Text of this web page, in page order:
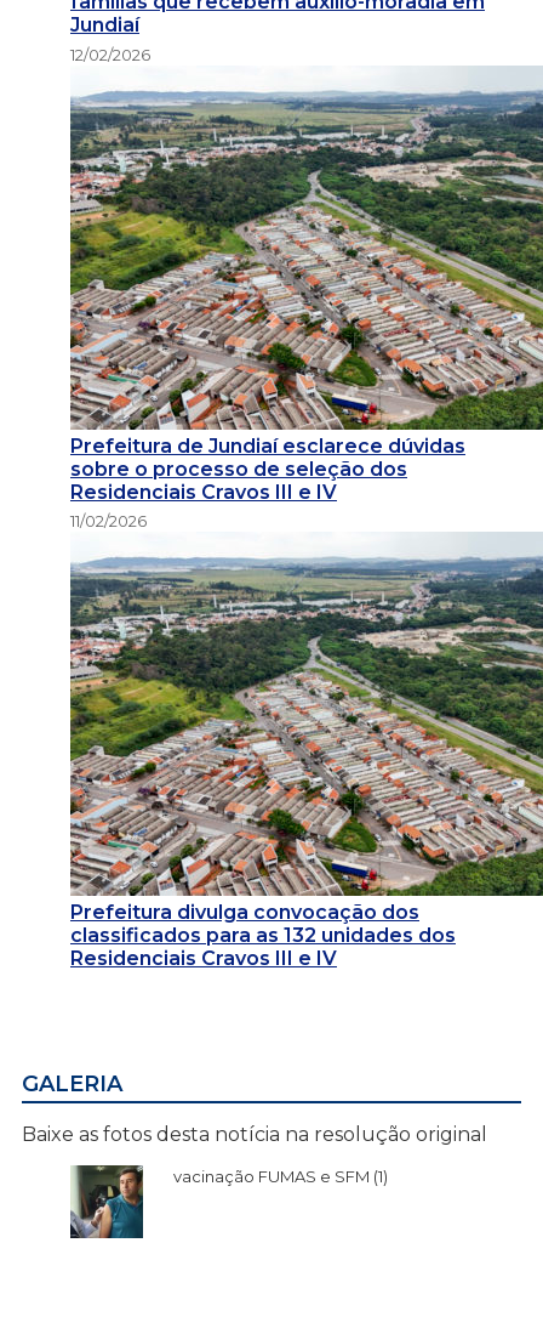
Jundiaí
12/02/2026
Prefeitura de Jundiaí esclarece dúvidas
sobre o processo de seleção dos
Residenciais Cravos III e IV
11/02/2026
Prefeitura divulga convocação dos
classificados para as 132 unidades dos
Residenciais Cravos III e IV
GALERIA
Baixe as fotos desta notícia na resolução original
vacinação FUMAS e SFM (1)